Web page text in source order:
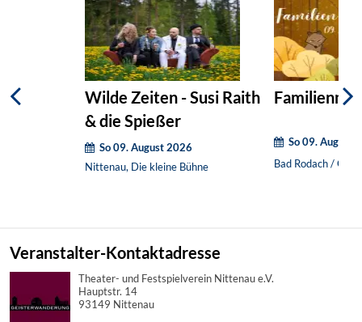
Wilde Zeiten - Susi Raith
& die Spießer
So 09. August 2026
Nittenau, Die kleine Bühne
So 09. August
Bad Rodach / OT
Veranstalter-Kontaktadresse
Theater- und Festspielverein Nittenau e.V.
Hauptstr. 14
93149 Nittenau